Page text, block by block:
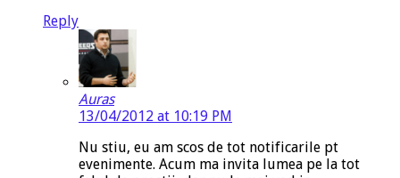
Reply
Auras
13/04/2012 at 10:19 PM
Nu stiu, eu am scos de tot notificarile pt
evenimente. Acum ma invita lumea pe la tot